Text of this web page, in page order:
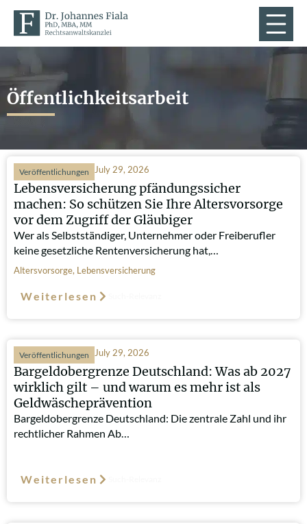
Öffentlichkeitsarbeit
Veröffentlichungen July 29, 2026
Lebensversicherung pfändungssicher
machen: So schützen Sie Ihre Altersvorsorge
vor dem Zugriff der Gläubiger
Wer als Selbstständiger, Unternehmer oder Freiberufler
keine gesetzliche Rentenversicherung hat,…
Altersvorsorge, Lebensversicherung
Weiterlesen
Veröffentlichungen July 29, 2026
Bargeldobergrenze Deutschland: Was ab 2027
wirklich gilt – und warum es mehr ist als
Geldwäscheprävention
Bargeldobergrenze Deutschland: Die zentrale Zahl und ihr
rechtlicher Rahmen Ab…
Weiterlesen